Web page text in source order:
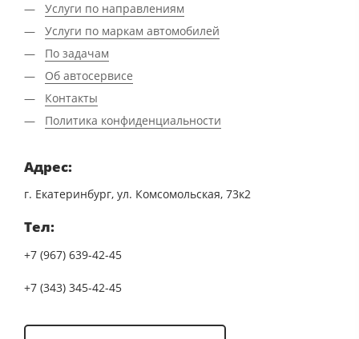
Услуги по направлениям
Услуги по маркам автомобилей
По задачам
Об автосервисе
Контакты
Политика конфиденциальности
Адрес:
г. Екатеринбург, ул. Комсомольская, 73к2
Тел:
+7 (967) 639-42-45
+7 (343) 345-42-45